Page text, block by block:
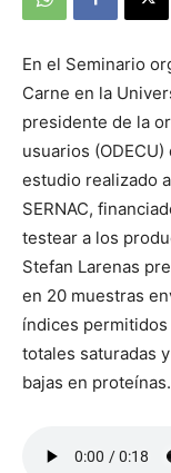
En el Seminario
Carne en la
presidente de la
usuarios
estudio realizado
SERNAC,
testear a los
Stefan Larenas
en 20 muestras
índices
totales saturadas
bajas en proteínas.